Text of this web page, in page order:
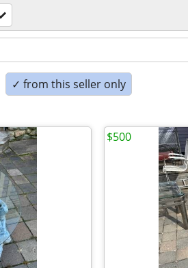
✓ from this seller only
$500